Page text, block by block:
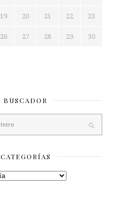
19 20 21 22 23
26 27 28 29 30
BUSCADOR
CATEGORÍAS